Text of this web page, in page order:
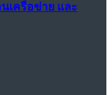
เครือข่าย และ